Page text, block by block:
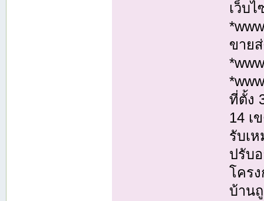
เว็บไ
ขาย
ที่ตั้ง
14 เ
รับเ
ปรับ
โคร
บ้าน